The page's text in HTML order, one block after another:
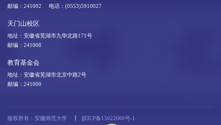
邮编：241002 电话：(0553)5910027
天门山校区
地址：安徽省芜湖市九华北路171号
邮编：241008
教育基金会
地址：安徽省芜湖市北京中路2号
邮编：241000
版权所有：安徽师范大学 皖ICP备15022060号-1